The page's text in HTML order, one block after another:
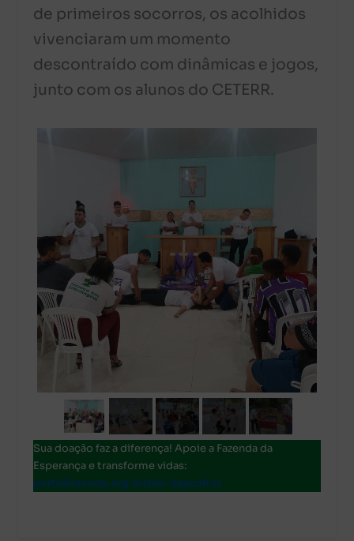
de primeiros socorros, os acolhidos
vivenciaram um momento
descontraído com dinâmicas e jogos,
junto com os alunos do CETERR.
Sua doação faz a diferença! Apoie a Fazenda da
Esperança e transforme vidas:
portalfazenda.org.br/pix-deposito/